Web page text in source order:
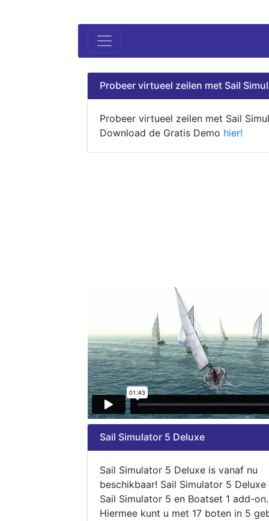
Probeer virtueel zeilen met Sail
Probeer virtueel zeilen met Sail
Download de Gratis Demo hier!
Sail Simulator 5 Deluxe
Sail Simulator 5 Deluxe is vanaf nu
beschikbaar! Sail Simulator 5
Sail Simulator 5 en Boatset 1 add-on.
Hiermee kunt u met 17 boten in 5